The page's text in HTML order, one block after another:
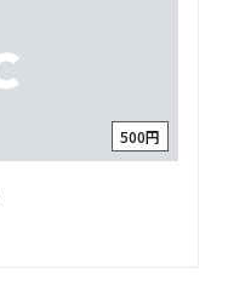
500円